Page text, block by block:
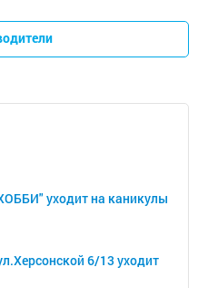
уходит на каникулы
6/13 уходит